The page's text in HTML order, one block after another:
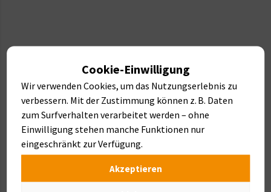
Cookie-Einwilligung
Wir verwenden Cookies, um das Nutzungserlebnis zu
verbessern. Mit der Zustimmung können z. B. Daten
zum Surfverhalten verarbeitet werden – ohne
Einwilligung stehen manche Funktionen nur
eingeschränkt zur Verfügung.
Akzeptieren
Hangbefestigung